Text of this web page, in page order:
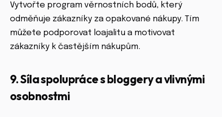
Vytvořte program věrnostních bodů, který
odměňuje zákazníky za opakované nákupy. Tím
můžete podporovat loajalitu a motivovat
zákazníky k častějším nákupům.
9. Síla spolupráce s bloggery a vlivnými
osobnostmi